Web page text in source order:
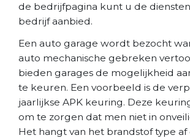
de bedrijfpagina kunt u de
bedrijf aanbied.
Een auto garage wordt bezocht
auto mechanische gebreken
bieden garages de mogelijkheid
te keuren. Een voorbeeld is de
jaarlijkse APK keuring. Deze
om te zorgen dat men niet in
Het hangt van het brandstof type